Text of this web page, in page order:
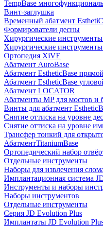
TempBase
Винт-заглушка
Временный абатмент
Формирователи десны
Хирургические
Хирургические
Ортопедия XiVE
Абатмент AuroBase
Абатмент EstheticBase прямой
Абатмент EstheticBase
Абатмент LOCATOR
Абатменты MP для мостов и
Винты для абатмент
Снятие оттиска на уровне
Снятие оттиска на уровне
Трансфер тонкий для
АбатментTitaniumBase
Ортопедический набор
Отдельные инструменты
Наборы для извлечения
Имплантационная система
Инструменты и наборы
Наборы инструментов
Отдельные инструменты
Серия JD Evolution Plus
Имплантаты JD Evolution